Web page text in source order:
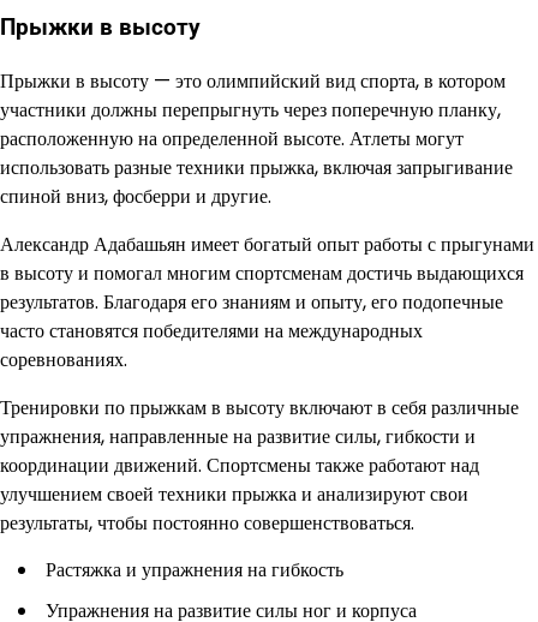
Прыжки в высоту
Прыжки в высоту — это олимпийский вид спорта, в котором
участники должны перепрыгнуть через поперечную планку,
расположенную на определенной высоте. Атлеты могут
использовать разные техники прыжка, включая запрыгивание
спиной вниз, фосберри и другие.
Александр Адабашьян имеет богатый опыт работы с прыгунами
в высоту и помогал многим спортсменам достичь выдающихся
результатов. Благодаря его знаниям и опыту, его подопечные
часто становятся победителями на международных
соревнованиях.
Тренировки по прыжкам в высоту включают в себя различные
упражнения, направленные на развитие силы, гибкости и
координации движений. Спортсмены также работают над
улучшением своей техники прыжка и анализируют свои
результаты, чтобы постоянно совершенствоваться.
Растяжка и упражнения на гибкость
Упражнения на развитие силы ног и корпуса